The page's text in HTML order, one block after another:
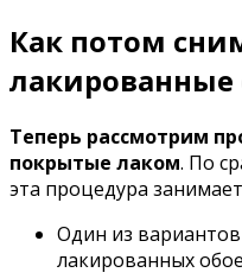
Как потом
лакированные
Теперь рассмотрим
покрытые лаком. По
эта процедура
Один из
лакированных